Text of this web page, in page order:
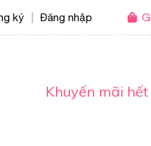
ký Đăng nhập
Khuyến mãi